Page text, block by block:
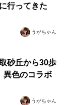
行ってきた
うがちゃん
砂丘から30歩
異色のコラボ
うがちゃん